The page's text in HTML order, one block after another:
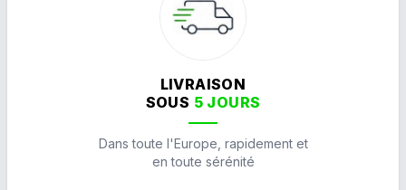
LIVRAISON
SOUS 5 JOURS
Dans toute l'Europe, rapidement et
en toute sérénité